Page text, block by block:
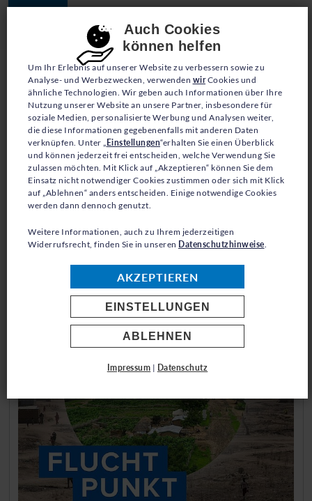
Consent-Einstellungen
Auch Cookies
können helfen
Um Ihr Erlebnis auf unserer Website zu verbessern sowie zu
Analyse- und Werbezwecken, verwenden wirCookies und
ähnliche Technologien. Wir geben auch Informationen über Ihre
Nutzung unserer Website an unsere Partner, insbesondere für
soziale Medien, personalisierte Werbung und Analysen weiter,
die diese Informationen gegebenenfalls mit anderen Daten
verknüpfen. Unter „ Einstellungen“erhalten Sie einen Überblick
und können jederzeit frei entscheiden, welche Verwendung Sie
zulassen möchten. Mit Klick auf „Akzeptieren“ können Sie dem
Einsatz nicht notwendiger Cookies zustimmen oder sich mit Klick
auf „Ablehnen“ anders entscheiden. Einige notwendige Cookies
werden dann dennoch genutzt.
Weitere Informationen, auch zu Ihrem jederzeitigen
Widerrufsrecht, finden Sie in unseren Datenschutzhinweise.
AKZEPTIEREN
EINSTELLUNGEN
ABLEHNEN
Impressum | Datenschutz
JETZT SPENDEN
ZURÜCK ZUR ÜBERSICHT
0